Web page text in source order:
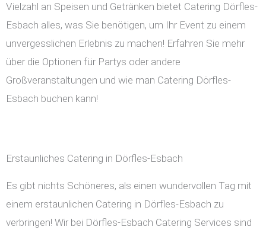
Vielzahl an Speisen und Getränken bietet Catering Dörfles-
Esbach alles, was Sie benötigen, um Ihr Event zu einem
unvergesslichen Erlebnis zu machen! Erfahren Sie mehr
über die Optionen für Partys oder andere
Großveranstaltungen und wie man Catering Dörfles-
Esbach buchen kann!
Erstaunliches Catering in Dörfles-Esbach
Es gibt nichts Schöneres, als einen wundervollen Tag mit
einem erstaunlichen Catering in Dörfles-Esbach zu
verbringen! Wir bei Dörfles-Esbach Catering Services sind